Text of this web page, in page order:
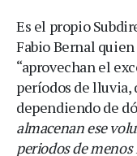
Es el propio
Fabio Bernal
“aprovechan el
períodos de lluvia,
dependiendo de
almacenan ese
periodos de